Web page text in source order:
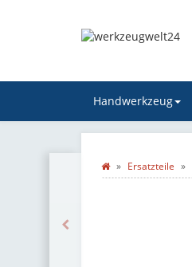
Handwerkzeug
Ersatzteile